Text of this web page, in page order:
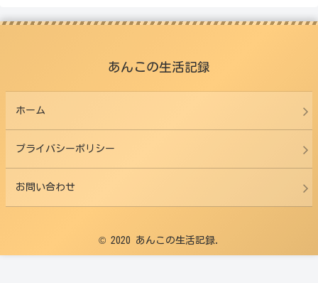
あんこの生活記録
ホーム
プライバシーポリシー
お問い合わせ
© 2020 あんこの生活記録.